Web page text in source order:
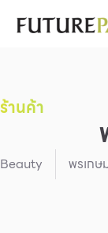
Cosmetic
Fashion
Food
ร้านค้า
Beauty พรเก